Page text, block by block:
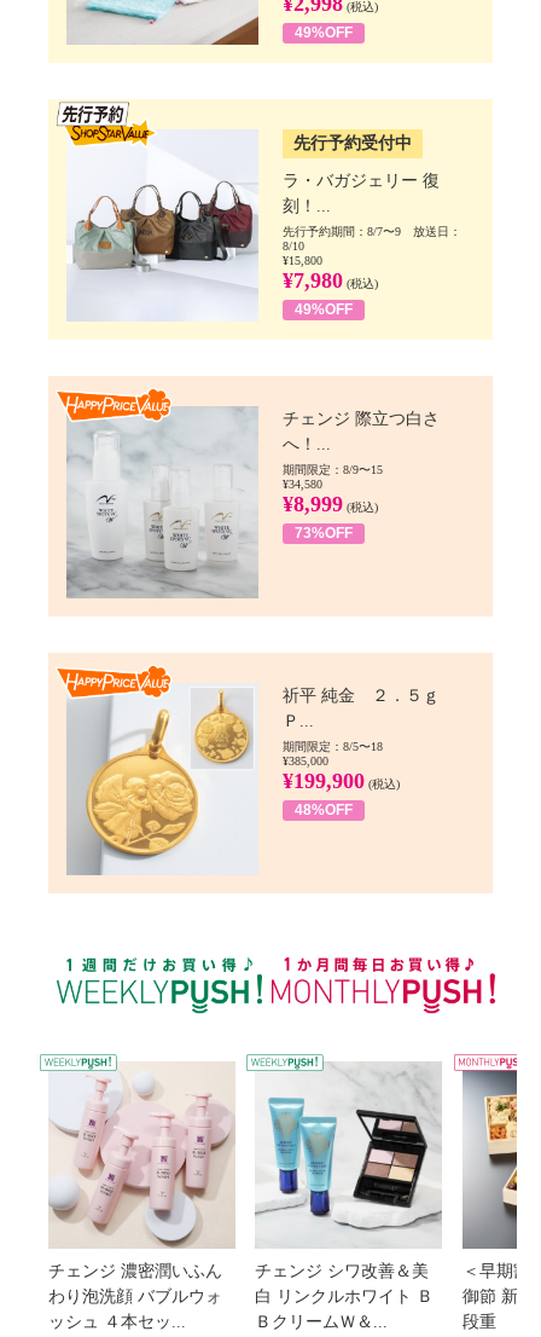
(税込)
49%OFF
先行予約受付中
ラ・バガジェリー 復
刻！...
先行予約期間：8/7〜9 放送日：
8/10
¥15,800
¥7,980 (税込)
49%OFF
チェンジ 際立つ白さ
へ！...
期間限定：8/9〜15
¥34,580
¥8,999 (税込)
73%OFF
祈平 純金 ２．５ｇ
Ｐ...
期間限定：8/5〜18
¥385,000
¥199,900 (税込)
48%OFF
WEEKLY PUSH
チェンジ 濃密潤いふん
わり泡洗顔 バブルウォ
ッシュ ４本セッ...
チェンジ シワ改善＆美
白 リンクルホワイト Ｂ
ＢクリームＷ＆...
＜早期割
御節 新春
段重